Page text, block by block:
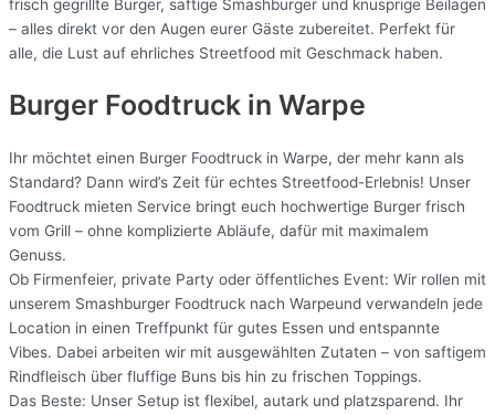
frisch gegrillte Burger, saftige Smashburger und knusprige Beilagen
– alles direkt vor den Augen eurer Gäste zubereitet. Perfekt für
alle, die Lust auf ehrliches Streetfood mit Geschmack haben.
Burger Foodtruck in Warpe
Ihr möchtet einen Burger Foodtruck in Warpe, der mehr kann als
Standard? Dann wird’s Zeit für echtes Streetfood-Erlebnis! Unser
Foodtruck mieten Service bringt euch hochwertige Burger frisch
vom Grill – ohne komplizierte Abläufe, dafür mit maximalem
Genuss.
Ob Firmenfeier, private Party oder öffentliches Event: Wir rollen mit
unserem Smashburger Foodtruck nach Warpeund verwandeln jede
Location in einen Treffpunkt für gutes Essen und entspannte
Vibes. Dabei arbeiten wir mit ausgewählten Zutaten – von saftigem
Rindfleisch über fluffige Buns bis hin zu frischen Toppings.
Das Beste: Unser Setup ist flexibel, autark und platzsparend. Ihr